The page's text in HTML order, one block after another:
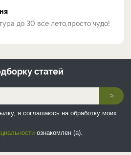
до 30 все лето,просто чудо!
статей
>
я соглашаюсь на обработку моих
ознакомлен (а).